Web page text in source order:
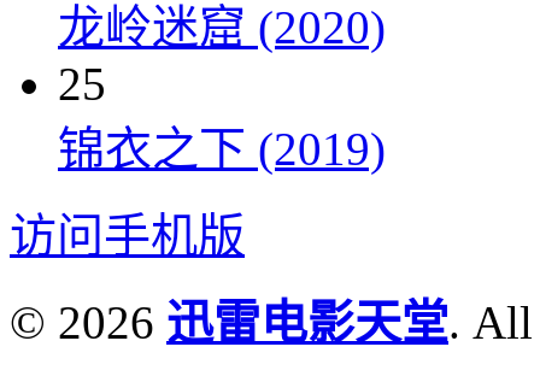
龙岭迷窟 (2020)
25
锦衣之下 (2019)
访问手机版
© 2026 迅雷电影天堂. All